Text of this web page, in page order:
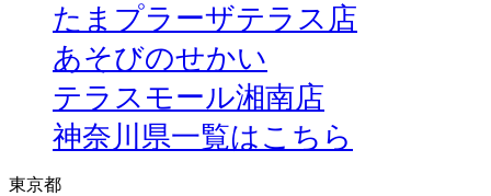
たまプラーザテラス店
あそびのせかい
テラスモール湘南店
神奈川県一覧はこちら
東京都